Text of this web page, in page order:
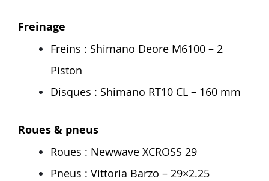
Freinage
Freins : Shimano Deore M6100 – 2
Piston
Disques : Shimano RT10 CL – 160 mm
Roues & pneus
Roues : Newwave XCROSS 29
Pneus : Vittoria Barzo – 29×2.25